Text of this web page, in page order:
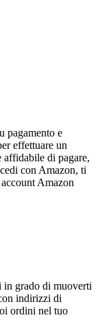
pagamento e
effettuare un
affidabile di pagare,
con Amazon, ti
Amazon
in grado di muoverti
indirizzi di
ordini nel tuo